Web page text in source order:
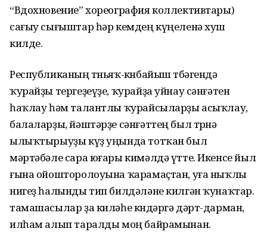
“Вдохновение” хореография коллективтары)
сағыу сығыштар һәр кемдең күңеленә хуш
килде.
Республиканың төньяҡ-көнбайыш төбәгендә
ҡурайҙы тергеҙеүҙе, ҡурайҙа уйнау сәнғәтен
һаҡлау һәм талантлы ҡурайсыларҙы асыҡлау,
балаларҙы, йәштәрҙе сәнғәттең был төрөнә
ылыҡтырыуҙы күҙ уңында тотҡан был
мәртәбәле сара юғары кимәлдә үтте. Икенсе йыл
ғына ойошторолоуына ҡарамаҫтан, уға ныҡлы
нигеҙ һалынды тип билдәләне килгән ҡунаҡтар.
тамашасылар ҙа киләһе көндәргә дәрт-дарман,
илһам алып таралды моң байрамынан.